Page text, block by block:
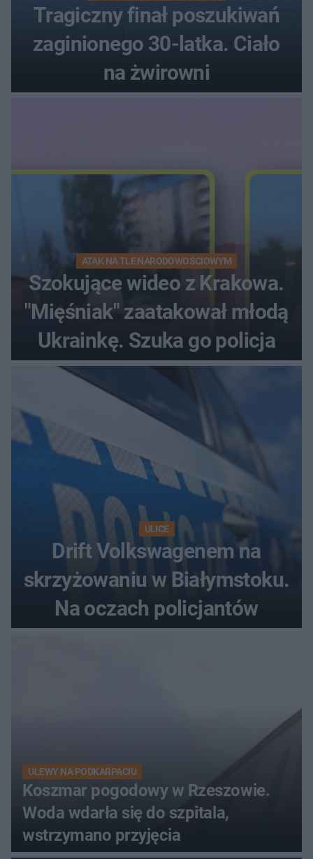
Tragiczny finał poszukiwań
zaginionego 30-latka. Ciało
na żwirowni
ATAK NA TLE NARODOWOŚCIOWYM
Szokujące wideo z Krakowa.
"Mięśniak" zaatakował młodą
Ukrainkę. Szuka go policja
ULICE
Drift Volkswagenem na
skrzyżowaniu w Białymstoku.
Na oczach policjantów
ULEWY NA PODKARPACIU
Koszmar pogodowy w Rzeszowie.
Woda wdarła się do szpitala,
wstrzymano przyjęcia